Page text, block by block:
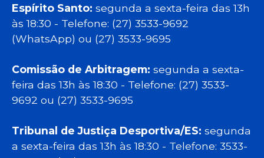
Espírito Santo: segunda a sexta-feira das 13h
às 18:30 - Telefone: (27) 3533-9692
(WhatsApp) ou (27) 3533-9695
Comissão de Arbitragem: segunda a sexta-
feira das 13h às 18:30 - Telefone: (27) 3533-
9692 ou (27) 3533-9695
Tribunal de Justiça Desportiva/ES: segunda
a sexta-feira das 13h às 18:30 - Telefone: 3533-